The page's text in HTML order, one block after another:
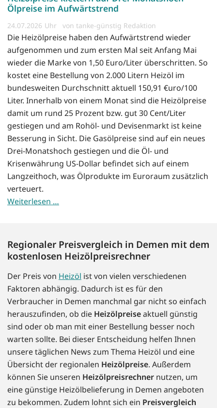
Ölpreise im Aufwärtstrend
24.07.2026 von tanke-günstig Redaktion
Die Heizölpreise haben den Aufwärtstrend wieder
aufgenommen und zum ersten Mal seit Anfang Mai
wieder die Marke von 1,50 Euro/Liter überschritten. So
kostet eine Bestellung von 2.000 Litern Heizöl im
bundesweiten Durchschnitt aktuell 150,91 €uro/100
Liter. Innerhalb von einem Monat sind die Heizölpreise
damit um rund 25 Prozent bzw. gut 30 Cent/Liter
gestiegen und am Rohöl- und Devisenmarkt ist keine
Besserung in Sicht. Die Gasölpreise sind auf ein neues
Drei-Monatshoch gestiegen und die Öl- und
Krisenwährung US-Dollar befindet sich auf einem
Langzeithoch, was Ölprodukte im Euroraum zusätzlich
verteuert.
Weiterlesen …
Regionaler Preisvergleich in Demen mit dem
kostenlosen Heizölpreisrechner
Der Preis von Heizöl ist von vielen verschiedenen
Faktoren abhängig. Dadurch ist es für den
Verbraucher in Demen manchmal gar nicht so einfach
herauszufinden, ob die Heizölpreiseaktuell günstig
sind oder ob man mit einer Bestellung besser noch
warten sollte. Bei dieser Entscheidung helfen Ihnen
unsere täglichen News zum Thema Heizöl und eine
Übersicht der regionalen Heizölpreise. Außerdem
können Sie unseren Heizölpreisrechner nutzen, um
eine günstige Heizölbelieferung in Demen angeboten
zu bekommen. Zudem lohnt sich ein Preisvergleich